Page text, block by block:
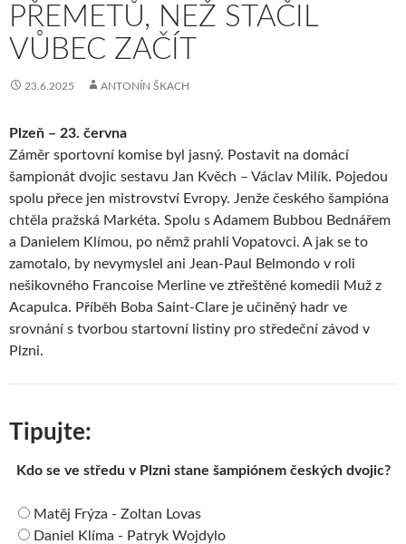
PŘEMETŮ, NEŽ STAČIL
VŮBEC ZAČÍT
23.6.2025 ANTONÍN ŠKACH
Plzeň – 23. června
Záměr sportovní komise byl jasný. Postavit na domácí
šampionát dvojic sestavu Jan Kvěch – Václav Milík. Pojedou
spolu přece jen mistrovství Evropy. Jenže českého šampióna
chtěla pražská Markéta. Spolu s Adamem Bubbou Bednářem
a Danielem Klímou, po němž prahli Vopatovci. A jak se to
zamotalo, by nevymyslel ani Jean-Paul Belmondo v roli
nešikovného Francoise Merline ve ztřeštěné komedii Muž z
Acapulca. Příběh Boba Saint-Clare je učiněný hadr ve
srovnání s tvorbou startovní listiny pro středeční závod v
Plzni.
Tipujte:
Kdo se ve středu v Plzni stane šampiónem českých dvojic?
Matěj Frýza - Zoltan Lovas
Daniel Klíma - Patryk Wojdylo